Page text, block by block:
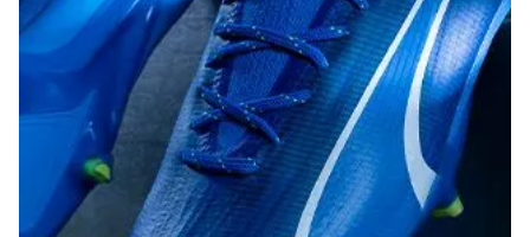
superior
La suela exterior liviana del sistema de movimiento
dinámico mejora la tracción y la agilidad para cambios
impredecibles de ritmo y dirección. Ideales para usar
en superficies firmes naturales y césped sintético
Ajuste de regular a estrecho
FG/AG: Suelo firme/Suelo artificial